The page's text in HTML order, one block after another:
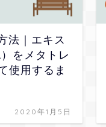
法｜エキス
をメタトレ
使用するま
2020年1月5日